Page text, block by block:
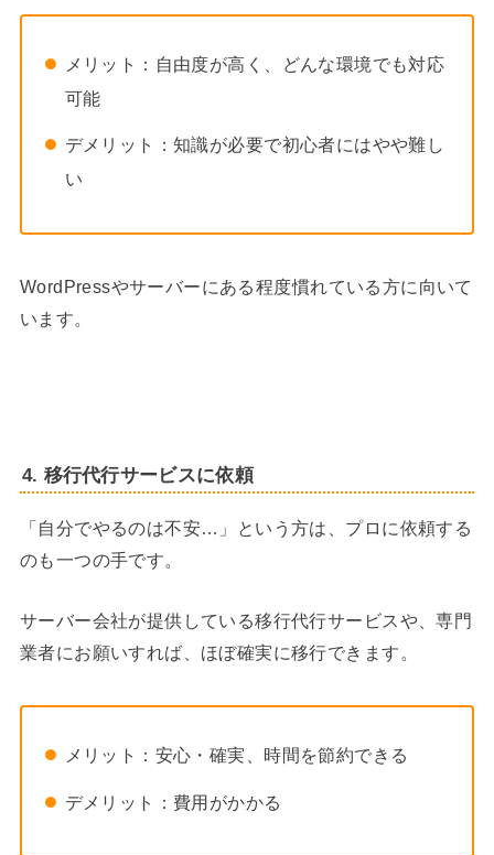
メリット：自由度が高く、どんな環境でも対応
可能
デメリット：知識が必要で初心者にはやや難し
い
WordPressやサーバーにある程度慣れている方に向いて
います。
4. 移行代行サービスに依頼
「自分でやるのは不安…」という方は、プロに依頼する
のも一つの手です。
サーバー会社が提供している移行代行サービスや、専門
業者にお願いすれば、ほぼ確実に移行できます。
メリット：安心・確実、時間を節約できる
デメリット：費用がかかる